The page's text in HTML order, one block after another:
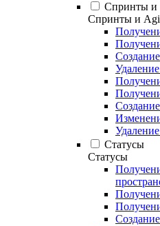
Спринты и
Спринты и
Статусы
Статусы